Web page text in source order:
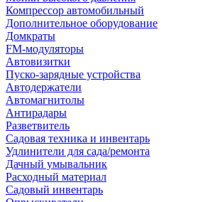
Компрессор автомобильный
Дополнительное оборудование
Домкраты
FM-модуляторы
Автовизитки
Пуско-зарядные устройства
Автодержатели
Автомагнитолы
Антирадары
Разветвитель
Садовая техника и инвентарь
Удлинители для сада/ремонта
Дачный умывальник
Расходный материал
Садовый инвентарь